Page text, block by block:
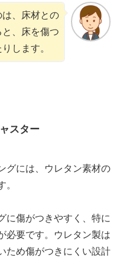
、床材との
、床を傷つ
します。
スター
グには、ウレタン素材の
。
に傷がつきやすく、特に
必要です。ウレタン製は
ため傷がつきにくい設計